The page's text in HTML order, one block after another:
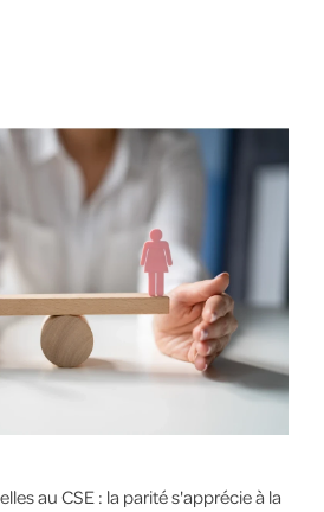
au CSE : la parité s'apprécie à la